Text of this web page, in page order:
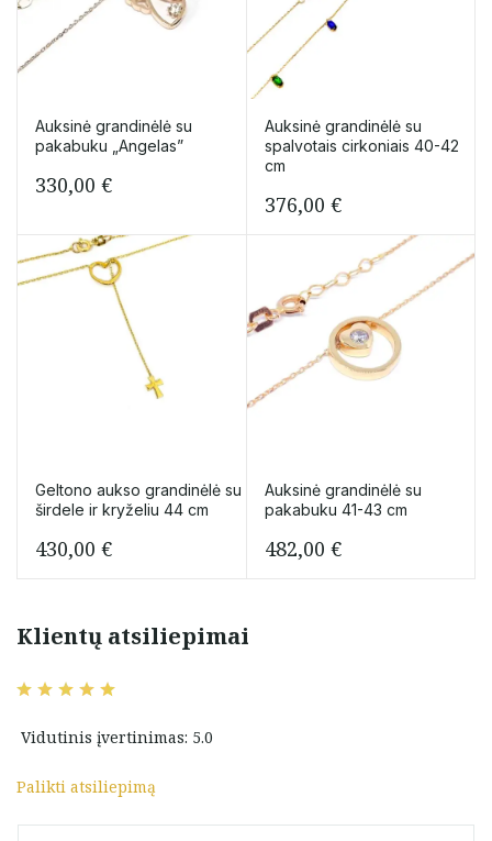
Auksinė grandinėlė su
pakabuku „Angelas”
330,00 €
Auksinė grandinėlė su
spalvotais cirkoniais 40-42
cm
376,00 €
Geltono aukso grandinėlė su
širdele ir kryželiu 44 cm
430,00 €
Auksinė grandinėlė su
pakabuku 41-43 cm
482,00 €
Klientų atsiliepimai
Vidutinis įvertinimas: 5.0
Palikti atsiliepimą